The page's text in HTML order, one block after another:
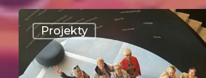
Projekty
Patterns